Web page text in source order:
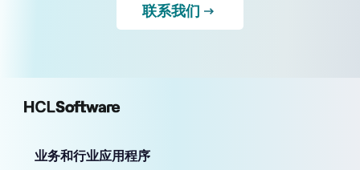
联系我们
业务和行业应用程序